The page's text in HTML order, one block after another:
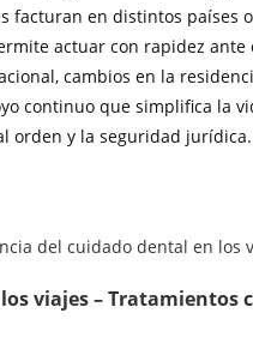
facturan en distintos países
actuar con rapidez
cambios en la
continuo que simplifica la
orden y la seguridad jurídica.
viajes – Tratamientos